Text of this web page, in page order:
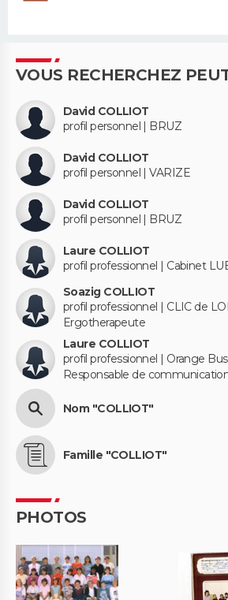
VOUS RECHERCHEZ
David COLLIOT
profil personnel | BRUZ
David COLLIOT
profil personnel | VARIZE
David COLLIOT
profil personnel | BRUZ
Laure COLLIOT
profil professionnel | Cabinet
Soazig COLLIOT
profil professionnel | CLIC de
Ergotherapeute
Laure COLLIOT
profil professionnel | Orange
Responsable de
Nom "COLLIOT"
Famille "COLLIOT"
PHOTOS